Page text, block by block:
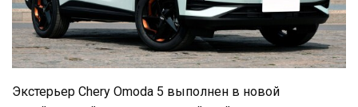
Экстерьер Chery Omoda 5 выполнен в новой